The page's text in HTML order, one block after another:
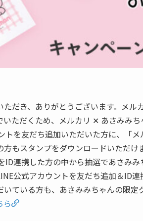
ただき、ありがとうございます。メ
ただくため、メルカリ ✕ あさみみ
トを友だち追加いただいた方に、「
もスタンプをダウンロードいただけ
ID連携した方の中から抽選であさみみ
公式アカウントを友だち追加＆ID連
ている方も、あさみみちゃんの限
ら